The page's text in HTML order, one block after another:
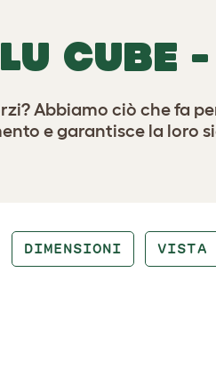
CUBE
Abbiamo ciò che fa
e garantisce la loro
DIMENSIONI VISTA